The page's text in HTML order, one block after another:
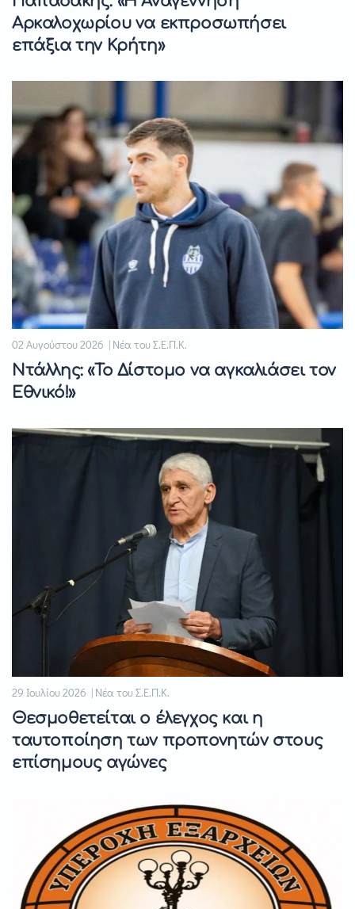
Αρκαλοχωρίου να εκπροσωπήσει
επάξια την Κρήτη»
02 Αυγούστου 2026 | Νέα του Σ.Ε.Π.Κ.
Ντάλλης: «Το Δίστομο να αγκαλιάσει τον
Εθνικό!»
29 Ιουλίου 2026 | Νέα του Σ.Ε.Π.Κ.
Θεσμοθετείται ο έλεγχος και η
ταυτοποίηση των προπονητών στους
επίσημους αγώνες